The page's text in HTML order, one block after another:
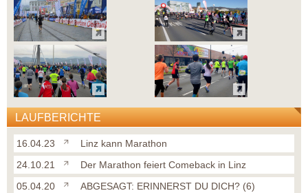
LAUFBERICHTE
16.04.23
Linz kann Marathon
24.10.21
Der Marathon feiert Comeback in Linz
05.04.20
ABGESAGT: ERINNERST DU DICH? (6)